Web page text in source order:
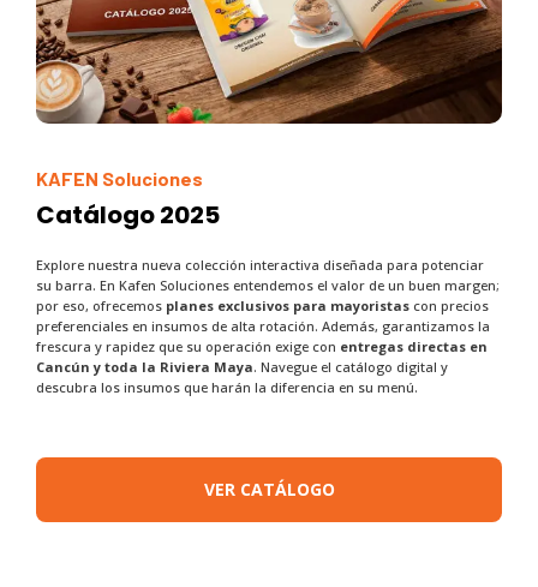
KAFEN Soluciones
Catálogo 2025
Explore nuestra nueva colección interactiva diseñada para potenciar
su barra. En Kafen Soluciones entendemos el valor de un buen margen;
por eso, ofrecemos planes exclusivos para mayoristas con precios
preferenciales en insumos de alta rotación. Además, garantizamos la
frescura y rapidez que su operación exige con entregas directas en
Cancún y toda la Riviera Maya. Navegue el catálogo digital y
descubra los insumos que harán la diferencia en su menú.
VER CATÁLOGO